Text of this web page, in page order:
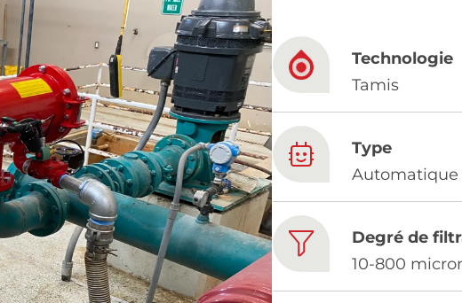
website for you
Technologie
Tamis
Type
Automatique
Degré de
10-800